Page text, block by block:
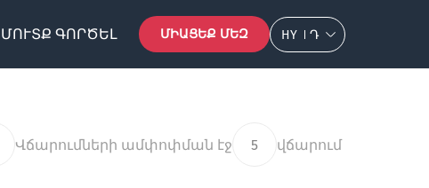
ՄՈՒՏՔ ԳՈՐԾԵԼ ՄԻԱՑԵՔ ՄԵԶ HY Դ
Վճարումների ամփոփման էջ 5 վճարում